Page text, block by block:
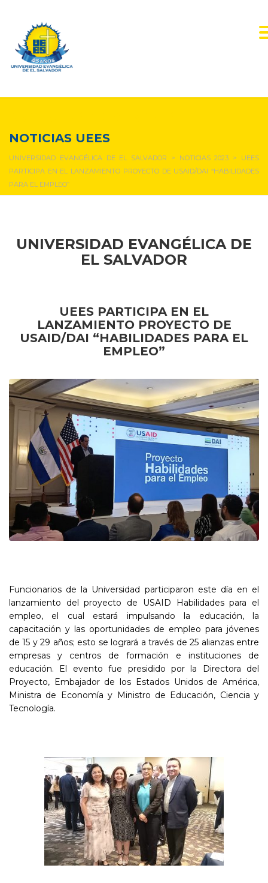
NOTICIAS UEES
UNIVERSIDAD EVANGÉLICA DE EL SALVADOR > NOTICIAS 2023 > UEES
PARTICIPA EN EL LANZAMIENTO PROYECTO DE USAID/DAI “HABILIDADES
PARA EL EMPLEO”
UNIVERSIDAD EVANGÉLICA DE
EL SALVADOR
UEES PARTICIPA EN EL
LANZAMIENTO PROYECTO DE
USAID/DAI “HABILIDADES PARA EL
EMPLEO”
Funcionarios de la Universidad participaron este día en el
lanzamiento del proyecto de USAID Habilidades para el
empleo, el cual estará impulsando la educación, la
capacitación y las oportunidades de empleo para jóvenes
de 15 y 29 años; esto se logrará a través de 25 alianzas entre
empresas y centros de formación e instituciones de
educación. El evento fue presidido por la Directora del
Proyecto, Embajador de los Estados Unidos de América,
Ministra de Economía y Ministro de Educación, Ciencia y
Tecnología.